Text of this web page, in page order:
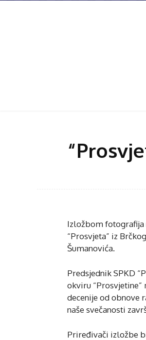
Izložbom fotografija
“Prosvjeta” iz
Šumanovića.
Predsjednik SPKD
okviru “Prosvjetine”
decenije od obnove
naše svečanosti
Priređivači izložbe